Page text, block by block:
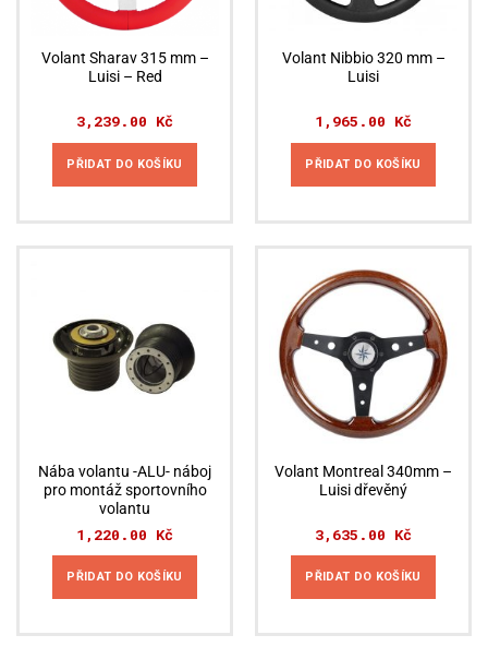
Volant Sharav 315 mm –
Luisi – Red
3,239.00 Kč
PŘIDAT DO KOŠÍKU
Volant Nibbio 320 mm –
Luisi
1,965.00 Kč
PŘIDAT DO KOŠÍKU
Nába volantu -ALU- náboj
pro montáž sportovního
volantu
1,220.00 Kč
PŘIDAT DO KOŠÍKU
Volant Montreal 340mm –
Luisi dřevěný
3,635.00 Kč
PŘIDAT DO KOŠÍKU